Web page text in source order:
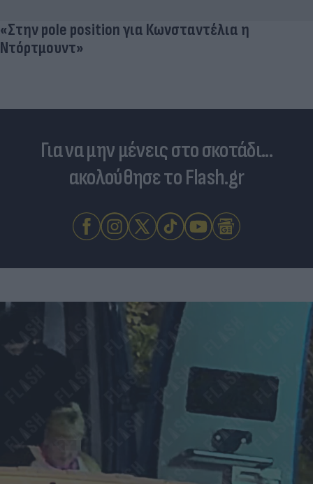
Δέκα εκατομμύρια followers δεν κάνουν λάθος- Η
Ντιλέτα Λεότα με μαγιό έγινε ξανά viral (photos)
Για να μην μένεις στο σκοτάδι...
ακολούθησε το Flash.gr